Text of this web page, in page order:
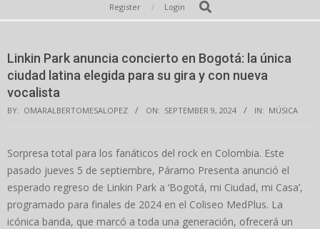
Navigation
Register Login Search
Linkin Park anuncia concierto en Bogotá: la única
ciudad latina elegida para su gira y con nueva
vocalista
BY: OMARALBERTOMESALOPEZ ON: SEPTEMBER 9, 2024 IN: MÚSICA
Sorpresa total para los fanáticos del rock en Colombia. Este
pasado jueves 5 de septiembre, Páramo Presenta anunció el
esperado regreso de Linkin Park a ‘Bogotá, mi Ciudad, mi Casa’,
programado para finales de 2024 en el Coliseo MedPlus. La
icónica banda, que marcó a toda una generación, ofrecerá un